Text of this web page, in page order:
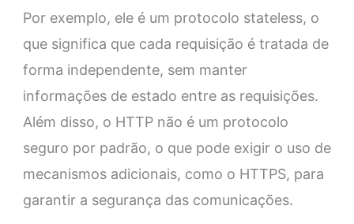
Por exemplo, ele é um protocolo stateless, o
que significa que cada requisição é tratada de
forma independente, sem manter
informações de estado entre as requisições.
Além disso, o HTTP não é um protocolo
seguro por padrão, o que pode exigir o uso de
mecanismos adicionais, como o HTTPS, para
garantir a segurança das comunicações.